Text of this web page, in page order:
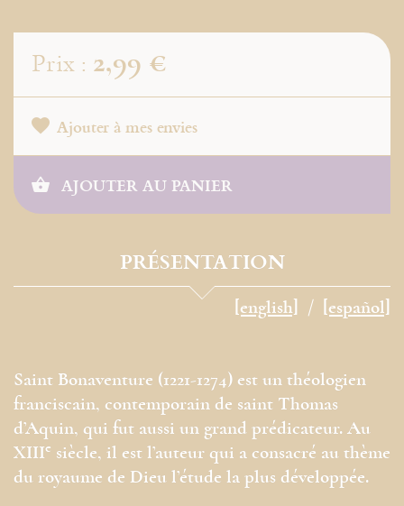
Prix : 2,99 €
Ajouter à mes envies
AJOUTER AU PANIER
PRÉSENTATION
[english] [español]
Saint Bonaventure (1221-1274) est un théologien
franciscain, contemporain de saint Thomas
d’Aquin, qui fut aussi un grand prédicateur. Au
XIIIe siècle, il est l’auteur qui a consacré au thème
du royaume de Dieu l’étude la plus développée.